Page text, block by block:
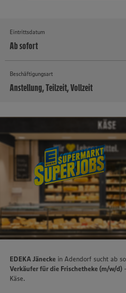
Eintrittsdatum
Ab sofort
Beschäftigungsart
Anstellung, Teilzeit, Vollzeit
EDEKA Jänecke in Adendorf sucht ab
Verkäufer für die Frischetheke (m/w/d)
Käse.